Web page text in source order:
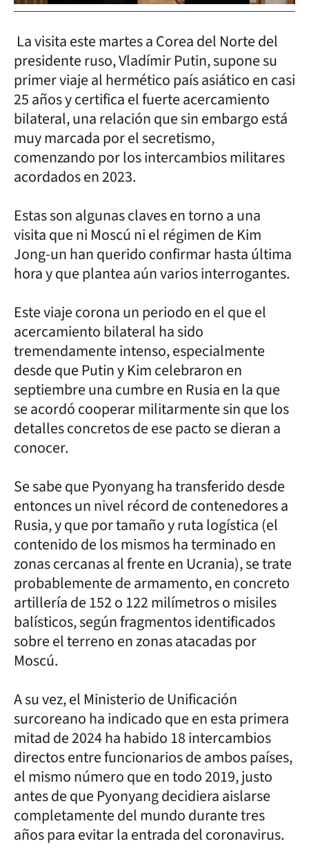
La visita este martes a Corea del Norte del
presidente ruso, Vladímir Putin, supone su
primer viaje al hermético país asiático en casi
25 años y certifica el fuerte acercamiento
bilateral, una relación que sin embargo está
muy marcada por el secretismo,
comenzando por los intercambios militares
acordados en 2023.
Estas son algunas claves en torno a una
visita que ni Moscú ni el régimen de Kim
Jong-un han querido confirmar hasta última
hora y que plantea aún varios interrogantes.
Este viaje corona un periodo en el que el
acercamiento bilateral ha sido
tremendamente intenso, especialmente
desde que Putin y Kim celebraron en
septiembre una cumbre en Rusia en la que
se acordó cooperar militarmente sin que los
detalles concretos de ese pacto se dieran a
conocer.
Se sabe que Pyonyang ha transferido desde
entonces un nivel récord de contenedores a
Rusia, y que por tamaño y ruta logística (el
contenido de los mismos ha terminado en
zonas cercanas al frente en Ucrania), se trate
probablemente de armamento, en concreto
artillería de 152 o 122 milímetros o misiles
balísticos, según fragmentos identificados
sobre el terreno en zonas atacadas por
Moscú.
A su vez, el Ministerio de Unificación
surcoreano ha indicado que en esta primera
mitad de 2024 ha habido 18 intercambios
directos entre funcionarios de ambos países,
el mismo número que en todo 2019, justo
antes de que Pyonyang decidiera aislarse
completamente del mundo durante tres
años para evitar la entrada del coronavirus.